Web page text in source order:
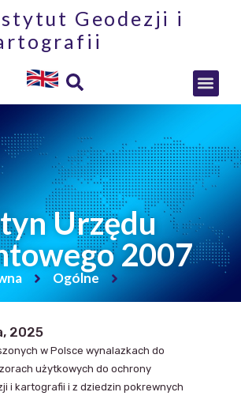
Geodezji i
Urzędu
2007
Ogólne
2025
w Polsce wynalazkach do
użytkowych do ochrony
i kartografii i z dziedzin pokrewnych